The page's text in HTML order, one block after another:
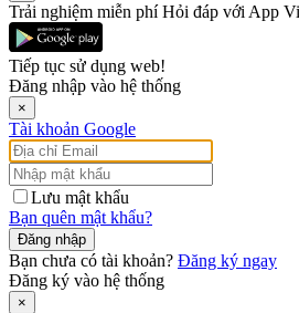
Trải nghiệm miễn phí Hỏi đáp với App
Tiếp tục sử dụng web!
Đăng nhập vào hệ thống
×
Tài khoản Google
Lưu mật khẩu
Bạn quên mật khẩu?
Đăng nhập
Bạn chưa có tài khoản? Đăng ký ngay
Đăng ký vào hệ thống
×